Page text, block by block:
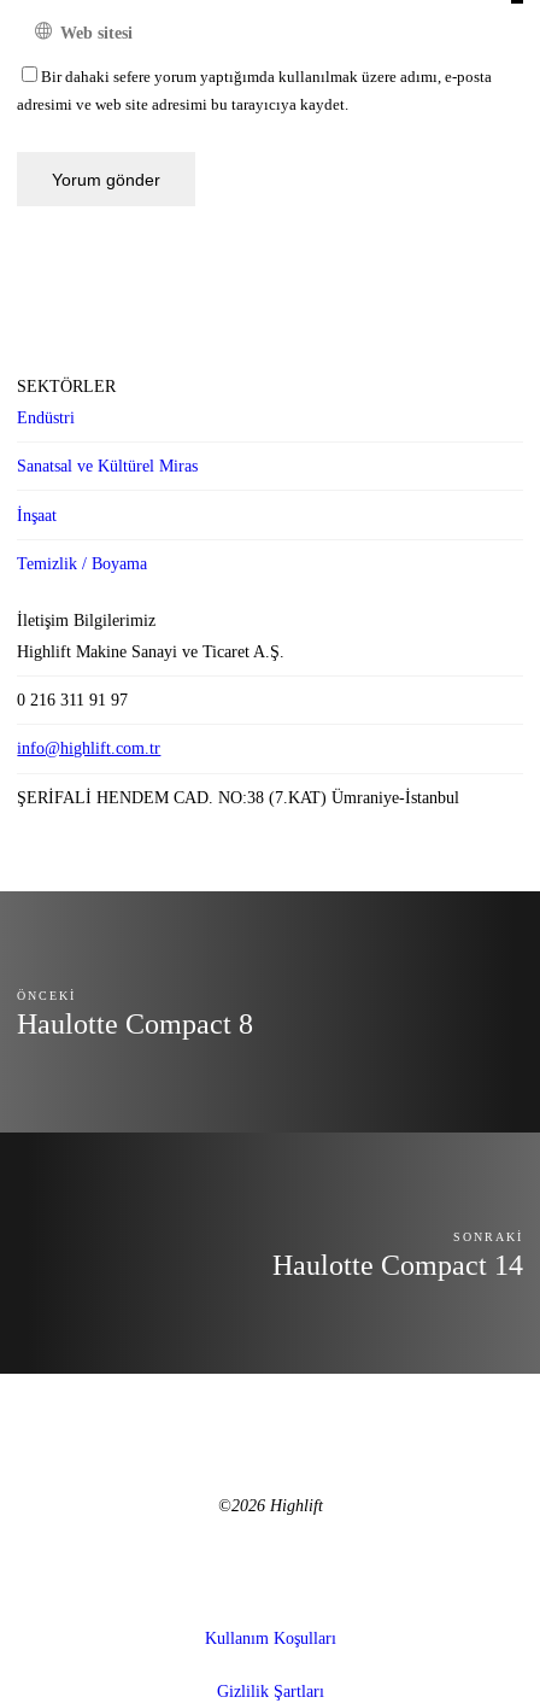
Bir dahaki sefere yorum yaptığımda kullanılmak üzere adımı, e-posta
adresimi ve web site adresimi bu tarayıcıya kaydet.
SEKTÖRLER
Endüstri
Sanatsal ve Kültürel Miras
İnşaat
Temizlik / Boyama
İletişim Bilgilerimiz
Highlift Makine Sanayi ve Ticaret A.Ş.
0 216 311 91 97
info@highlift.com.tr
ŞERİFALİ HENDEM CAD. NO:38 (7.KAT) Ümraniye-İstanbul
ÖNCEKI
Haulotte Compact 8
SONRAKI
Haulotte Compact 14
©2026 Highlift
Kullanım Koşulları
Gizlilik Şartları